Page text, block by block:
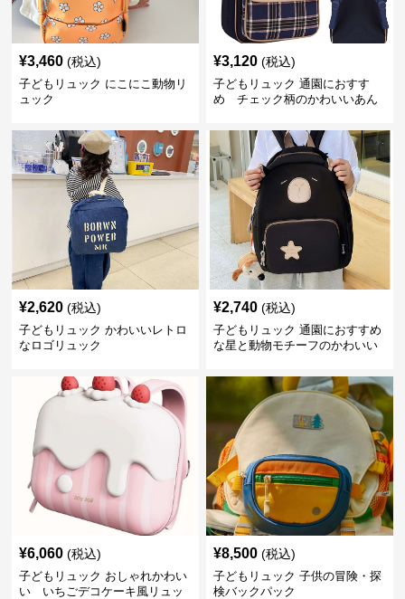
¥3,460 (税込)
子どもリュック にこにこ動物リ
ュック
¥3,120 (税込)
子どもリュック 通園におすす
め チェック柄のかわいいあん
¥2,620 (税込)
子どもリュック かわいいレトロ
なロゴリュック
¥2,740 (税込)
子どもリュック 通園におすすめ
な星と動物モチーフのかわいい
¥6,060 (税込)
子どもリュック おしゃれかわい
い いちごデコケーキ風リュッ
¥8,500 (税込)
子どもリュック 子供の冒険・探
検バックパック